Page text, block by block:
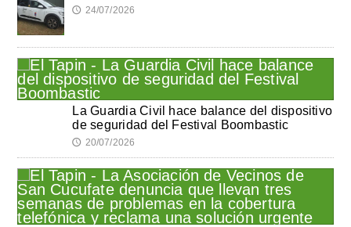
🕔 24/07/2026
La Guardia Civil hace balance del dispositivo
de seguridad del Festival Boombastic
🕔 20/07/2026